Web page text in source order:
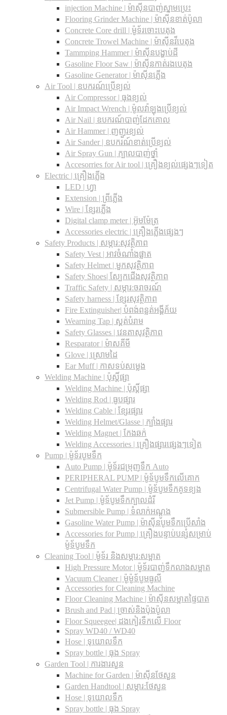
injection Machine | ម៉ាស៊ីនបាញ់ស្នាមប្រេះ
Flooring Grinder Machine | ម៉ាស៊ីនខាត់ប៉ូលា
Concrete Core drill | ម៉ូទ័រចោះបេតុង
Concrete Trowel Machine | ម៉ាស៊ីនវីបេតុង
Tammping Hammer | ម៉ាស៊ីនបង្ហាប់ដី
Gasoline Floor Saw | ម៉ាស៊ីនកាត់រងបេតុង
Gasoline Generator | ម៉ាស៊ីនភ្លើង
Air Tool | ឧបករណ៍ប្រើខ្យល់
Air Compressor | ធុងខ្យល់
Air Impact Wrench | ម៉ូលវ៉ាឡុងប្រើខ្យល់
Air Nail | ឧបករណ៍បាញ់ដែកគោល
Air Hammer | ញញួរខ្យល់
Air Sander | ឧបករណ៍ខាត់ប្រើខ្យល់
Air Spray Gun | ក្បាលបាញ់ថ្នាំ
Accesorries for Air tool | គ្រឿងខ្យល់ផ្សេងៗទៀត
Electric | គ្រឿងភ្លើង
LED | ហ្វា
Extension | ព្រីភ្លើង
Wire | ខ្សែរភ្លើង
Digital clamp meter | អ៊ូមម៉ែត្រ
Accessories electric | គ្រឿងភ្លើងផ្សេងៗ
Safety Products | សម្ភារ:សុវត្ថិភាព
Safety Vest | អាវចំណាំងផ្លាត
Safety Helmet | មួកសុវត្ថិភាព
Safety Shoes| ស្បែកជើងសុវត្ថិភាព
Traffic Safety​ | សម្ភារ:ចរាចរណ៍
Safety harness | ខ្សែរសុវត្ថិភាព
Fire Extinguisher| បំពង់ពន្លត់អង្គីភ័យ
Wearning Tap | ស្គត់បំរាម
Safety Glasses | វេនតាសុវត្ថិភាព
Resparator | ម៉ាសគីមី
Glove | ស្រោមដៃ
Ear Muff | កាសទប់សម្លេង
Welding Machine | ប៉ុស្តិ៍ផ្សា
Welding Machine | ប៉ុស្តិ៍ផ្សា
Welding Rod | ធូបផ្សារ
Welding Cable | ខ្សែរផ្សារ
Welding Helmet/Glasse | ក្បាំងផ្សារ
Welding Magnet | កែងឆក់
Welding Accessories | គ្រឿងផ្សារផ្សេងៗទៀត
Pump | ម៉ូទ័របូមទឹក
Auto Pump | ម៉ូទ័រជម្រុញទឹក Auto
PERIPHERAL PUMP | ម៉ូទ័បូមទឹកលើគោក
Centrifugal Water Pump | ម៉ូទ័បូមទឹកគូទខ្យង
Jet Pump | ម៉ូទ័បូមទឹកក្បាលដំរី
Submersible Pump | ទំលាក់អណ្តូង
Gasoline Water Pump | ម៉ាស៊ីនបូមទឹកប្រើសាំង
Accessories for Pump | គ្រឿងបន្ទាប់បន្សំសម្រាប់
ម៉ូទ័បូមទឹក
Cleaning Tool | ម៉ូទ័រ និងសម្ភារ:សម្អាត
High Pressure Motor | ម៉ូទ័របាញ់ទឹកលាងសម្អាត
Vacuum Cleaner | ម៉ូម៉ូទ័បូមធូលី
Accessories for Cleaning Machine
Floor Cleaning Machine | ម៉ាស៊ីនសម្អាតផ្ទៃបាត
Brush and Pad | ច្រាស់និងប៉ុងប៉ូលា
Floor Squeegee| ដងកៀរទឺកលើ Floor
Spray WD40 / WD40
Hose | ទុយោលទឹក
Spray bottle | ធុង Spray
Garden Tool | ការងារសួន
Machine for Garden | ម៉ាស៊ីនថែសួន
Garden Handtool | សម្ភារ:ថែសួន
Hose | ទុយោលទឹក
Spray bottle | ធុង Spray